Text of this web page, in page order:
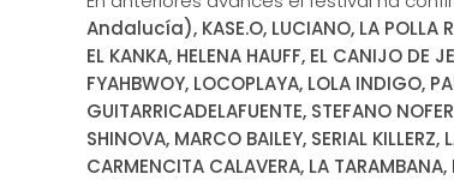
Andalucía), KASE.O, LUCIANO, LA POLLA
EL KANKA, HELENA HAUFF, EL CANIJO DE
FYAHBWOY, LOCOPLAYA, LOLA INDIGO,
GUITARRICADELAFUENTE, STEFANO
SHINOVA, MARCO BAILEY, SERIAL
CARMENCITA CALAVERA, LA